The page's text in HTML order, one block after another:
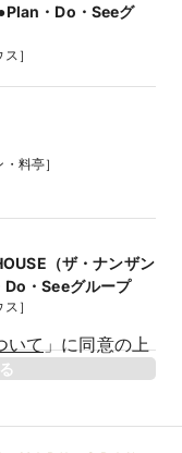
・Do・Seeグ
］
料亭］
（ザ・ナンザン
・Seeグループ
］
いて」に同意の上